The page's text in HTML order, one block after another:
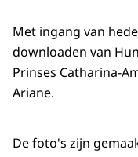
Met ingang van
downloaden van
Prinses Catharina-
Ariane.
De foto's zijn